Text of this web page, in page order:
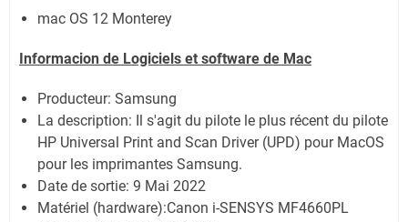
mac OS 12 Monterey
Informacion de Logiciels et software de Mac
Producteur: Samsung
La description:
Il s'agit du pilote le plus récent du pilote
HP Universal Print and Scan Driver (UPD) pour MacOS
pour les imprimantes Samsung.
Date de sortie: 9 Mai 2022
Matériel (hardware):Canon i-SENSYS MF4660PL